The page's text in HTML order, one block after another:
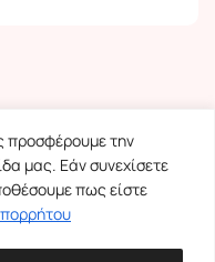
προσφέρουμε την
μας. Εάν συνεχίσετε
πως είστε